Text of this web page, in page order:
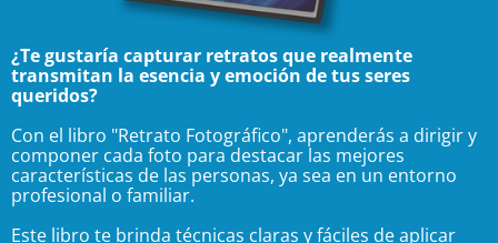
¿Te gustaría capturar retratos que realmente
transmitan la esencia y emoción de tus seres
queridos?
Con el libro "Retrato Fotográfico", aprenderás a dirigir y
componer cada foto para destacar las mejores
características de las personas, ya sea en un entorno
profesional o familiar.
Este libro te brinda técnicas claras y fáciles de aplicar